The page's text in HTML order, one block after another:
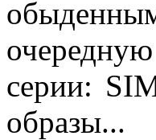
серии:
образы...